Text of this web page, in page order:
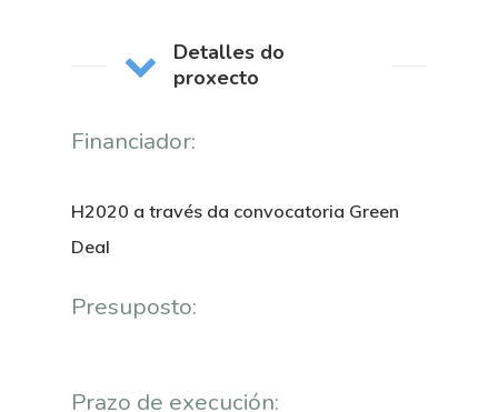
Detalles do
proxecto
Financiador:
H2020 a través da convocatoria Green
Deal
Presuposto:
Prazo de execución:
Padroado
Novidades
Publicacións